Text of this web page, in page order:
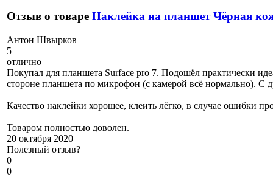
Отзыв о товаре Наклейка на планшет Чёрная
Антон Швырков
5
отлично
Покупал для планшета Surface pro 7. Подошёл практически
стороне планшета по микрофон (с камерой всё нормально). С
Качество наклейки хорошее, клеить лёгко, в случае ошибки
Товаром полностью доволен.
20 октября 2020
Полезный отзыв?
0
0